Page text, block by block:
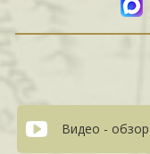
Видео - обзор